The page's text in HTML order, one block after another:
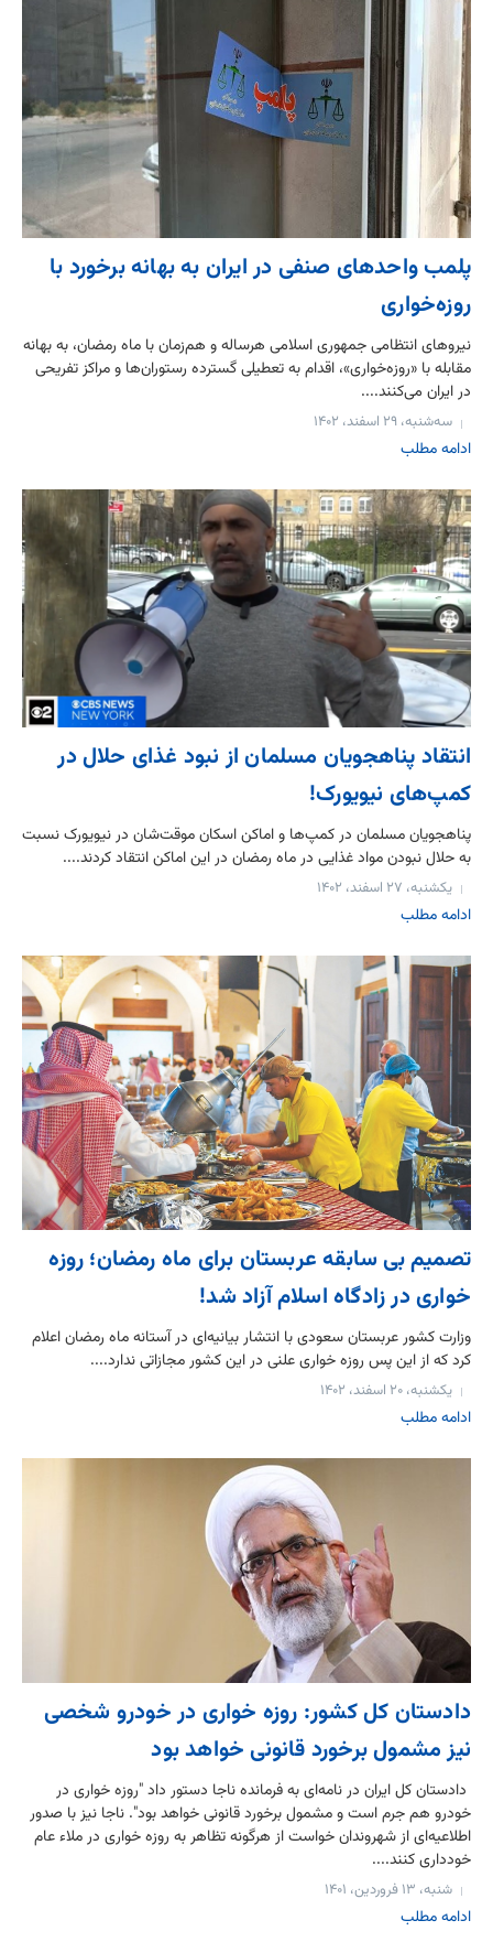
پلمب واحدهای صنفی در ایران به بهانه برخورد با
روزه‌خواری
نیروهای انتظامی جمهوری اسلامی هرساله و هم‌زمان با ماه رمضان، به بهانه
مقابله با «روزه‌خواری»، اقدام به تعطیلی گسترده رستوران‌ها و مراکز تفریحی
در ایران می‌کنند....
سه‌شنبه، ۲۹ اسفند، ۱۴۰۲
ادامه مطلب
انتقاد پناهجویان مسلمان از نبود غذای حلال در
کمپ‌های نیویورک!
پناهجویان مسلمان در کمپ‌ها و اماکن اسکان موقت‌شان در نیویورک نسبت
به حلال نبودن مواد غذایی در ماه رمضان در این اماکن انتقاد کردند....
یکشنبه، ۲۷ اسفند، ۱۴۰۲
ادامه مطلب
تصمیم بی‌ سابقه عربستان برای ماه رمضان؛ روزه
خواری در زادگاه اسلام آزاد شد!
وزارت کشور عربستان سعودی با انتشار بیانیه‌ای در آستانه ماه رمضان اعلام
کرد که از این پس روزه خواری علنی در این کشور مجازاتی ندارد....
یکشنبه، ۲۰ اسفند، ۱۴۰۲
ادامه مطلب
دادستان کل کشور: روزه خواری در خودرو شخصی
نیز مشمول برخورد قانونی خواهد بود
دادستان کل ایران در نامه‌ای به فرمانده ناجا دستور داد "روزه خواری در
خودرو هم جرم است و مشمول برخورد قانونی خواهد بود". ناجا نیز با صدور
اطلاعیه‌ای از شهروندان خواست از هرگونه تظاهر به روزه خواری در ملاء عام
خودداری کنند....
شنبه، ۱۳ فروردین، ۱۴۰۱
ادامه مطلب